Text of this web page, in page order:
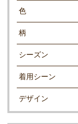
色
柄
シーズン
着用シーン
デザイン